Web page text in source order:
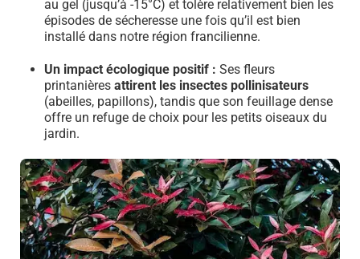
au gel (jusqu’à -15°C) et tolère relativement bien les
épisodes de sécheresse une fois qu’il est bien
installé dans notre région francilienne.
Un impact écologique positif : Ses fleurs
printanières attirent les insectes pollinisateurs
(abeilles, papillons), tandis que son feuillage dense
offre un refuge de choix pour les petits oiseaux du
jardin.